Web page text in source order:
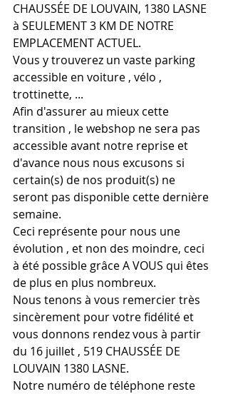
CHAUSSÉE DE LOUVAIN, 1380 LASNE
à SEULEMENT 3 KM DE NOTRE
EMPLACEMENT ACTUEL.
Vous y trouverez un vaste parking
accessible en voiture , vélo ,
trottinette, ...
Afin d'assurer au mieux cette
transition , le webshop ne sera pas
accessible avant notre reprise et
d'avance nous nous excusons si
certain(s) de nos produit(s) ne
seront pas disponible cette dernière
semaine.
Ceci représente pour nous une
évolution , et non des moindre, ceci
à été possible grâce A VOUS qui êtes
de plus en plus nombreux.
Nous tenons à vous remercier très
sincèrement pour votre fidélité et
vous donnons rendez vous à partir
du 16 juillet , 519 CHAUSSÉE DE
LOUVAIN 1380 LASNE.
Notre numéro de téléphone reste